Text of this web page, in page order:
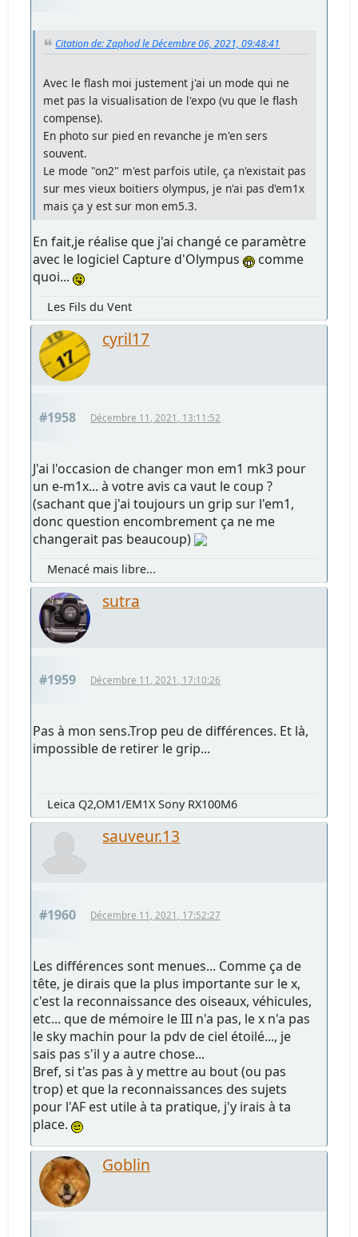
Citation de: Zaphod le Décembre 06, 2021, 09:48:41
Avec le flash moi justement j'ai un mode qui ne
met pas la visualisation de l'expo (vu que le flash
compense).
En photo sur pied en revanche je m'en sers
souvent.
Le mode "on2" m'est parfois utile, ça n'existait pas
sur mes vieux boitiers olympus, je n'ai pas d'em1x
mais ça y est sur mon em5.3.
En fait,je réalise que j'ai changé ce paramètre
avec le logiciel Capture d'Olympus
comme
quoi...
Les Fils du Vent
cyril17
#1958 Décembre 11, 2021, 13:11:52
J'ai l'occasion de changer mon em1 mk3 pour
un e-m1x... à votre avis ca vaut le coup ?
(sachant que j'ai toujours un grip sur l'em1,
donc question encombrement ça ne me
changerait pas beaucoup)
Menacé mais libre...
sutra
#1959 Décembre 11, 2021, 17:10:26
Pas à mon sens.Trop peu de différences. Et là,
impossible de retirer le grip...
Leica Q2,OM1/EM1X Sony RX100M6
sauveur.13
#1960 Décembre 11, 2021, 17:52:27
Les différences sont menues... Comme ça de
tête, je dirais que la plus importante sur le x,
c'est la reconnaissance des oiseaux, véhicules,
etc... que de mémoire le III n'a pas, le x n'a pas
le sky machin pour la pdv de ciel étoilé..., je
sais pas s'il y a autre chose...
Bref, si t'as pas à y mettre au bout (ou pas
trop) et que la reconnaissances des sujets
pour l'AF est utile à ta pratique, j'y irais à ta
place.
Goblin